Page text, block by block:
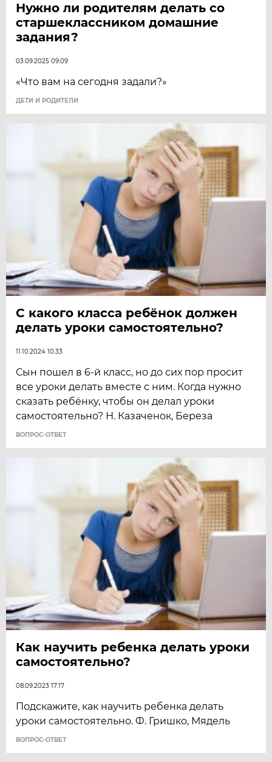
Нужно ли родителям делать со
старшеклассником домашние
задания?
03.09.2025 09:09
«Что вам на сегодня задали?»
ДЕТИ И РОДИТЕЛИ
С какого класса ребёнок должен
делать уроки самостоятельно?
11.10.2024 10:33
Сын пошел в 6-й класс, но до сих пор просит
все уроки делать вместе с ним. Когда нужно
сказать ребёнку, чтобы он делал уроки
самостоятельно? Н. Казаченок, Береза
ВОПРОС-ОТВЕТ
Как научить ребенка делать уроки
самостоятельно?
08.09.2023 17:17
Подскажите, как научить ребенка делать
уроки самостоятельно. Ф. Гришко, Мядель
ВОПРОС-ОТВЕТ